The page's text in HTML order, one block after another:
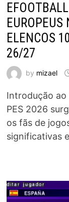
EUROPEUS
ELENCOS
26/27
by mizael
Introdução ao
PES 2026
os fãs de
significativas